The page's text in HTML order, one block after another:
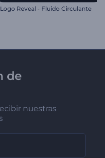
Logo Reveal - Fluido Circulante
de
nuestras